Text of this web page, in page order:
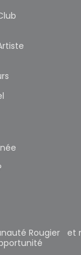
Rougier et